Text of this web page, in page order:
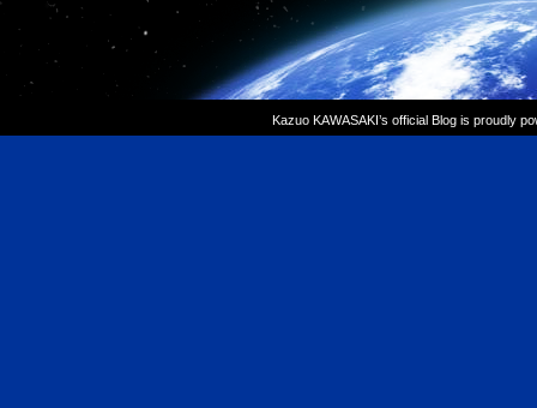
Kazuo KAWASAKI’s official Blog is proudly